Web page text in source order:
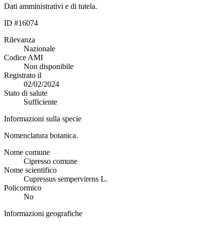
Dati amministrativi e di tutela.
ID #16074
Rilevanza
Nazionale
Codice AMI
Non disponibile
Registrato il
02/02/2024
Stato di salute
Sufficiente
Informazioni sulla specie
Nomenclatura botanica.
Nome comune
Cipresso comune
Nome scientifico
Cupressus sempervirens L.
Policormico
No
Informazioni geografiche